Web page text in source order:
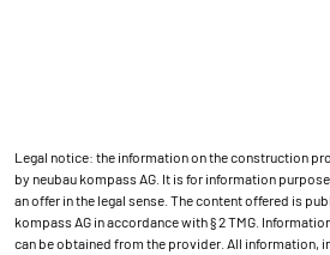
Legal notice: the information on the construction
by neubau kompass AG. It is for information
an offer in the legal sense. The content offered is
kompass AG in accordance with § 2 TMG.
can be obtained from the provider. All information,